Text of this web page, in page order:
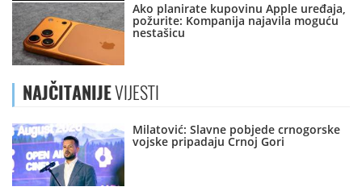
Ako planirate kupovinu Apple uređaja,
požurite: Kompanija najavila moguću
nestašicu
NAJČITANIJEVIJESTI
Milatović: Slavne pobjede crnogorske
vojske pripadaju Crnoj Gori